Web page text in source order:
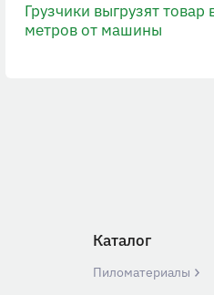
Грузчики выгрузят товар
метров от машины
Каталог
Пиломатериалы